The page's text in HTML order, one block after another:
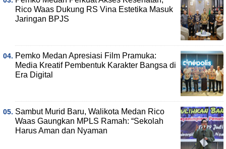
Rico Waas Dukung RS Vina Estetika Masuk
Jaringan BPJS
Pemko Medan Apresiasi Film Pramuka:
Media Kreatif Pembentuk Karakter Bangsa di
Era Digital
Sambut Murid Baru, Walikota Medan Rico
Waas Gaungkan MPLS Ramah: “Sekolah
Harus Aman dan Nyaman